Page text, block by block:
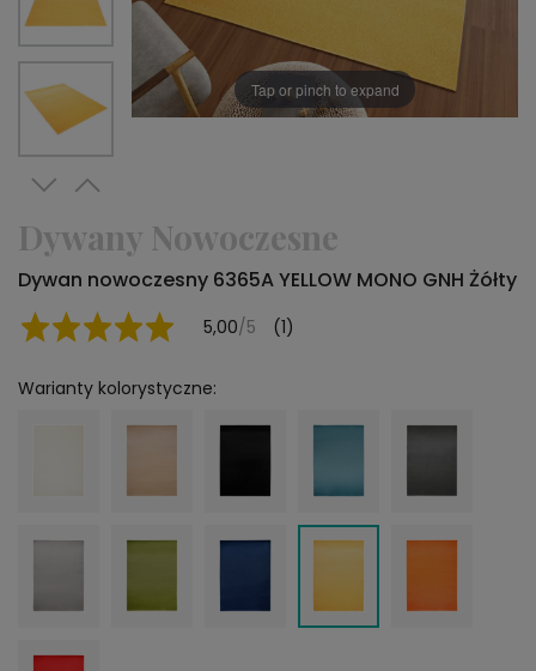
Tap or pinch to expand
Dywany Nowoczesne
Dywan nowoczesny 6365A YELLOW MONO GNH Żółty
5,00/5 (1)
Warianty kolorystyczne: